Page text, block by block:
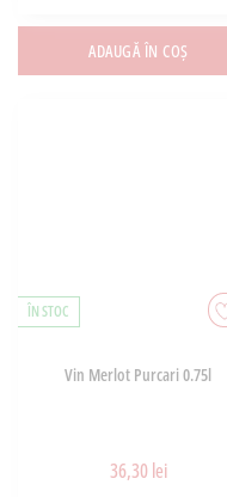
ADAUGĂ ÎN COȘ
ÎN STOC
Vin Merlot Purcari 0.75l
36,30 lei